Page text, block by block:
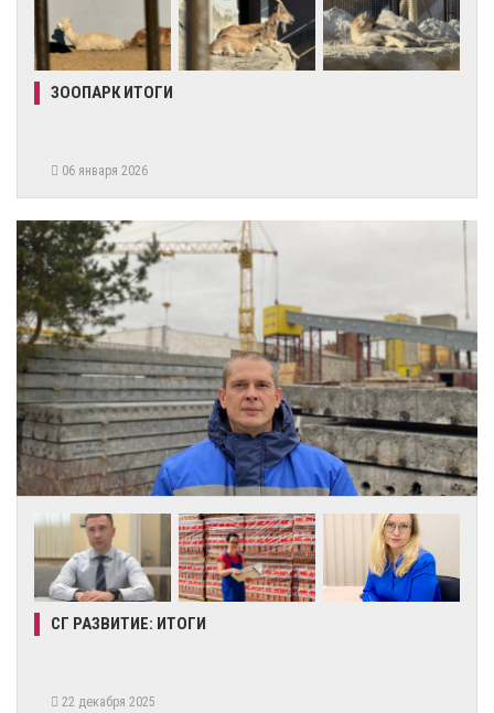
ЗООПАРК ИТОГИ
06 января 2026
СГ РАЗВИТИЕ: ИТОГИ
22 декабря 2025